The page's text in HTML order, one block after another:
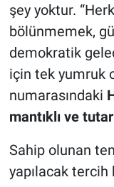
şey yoktur.
bölünmemek,
demokratik
için tek yumruk
numarasındaki
mantıklı ve
Sahip olunan
yapılacak